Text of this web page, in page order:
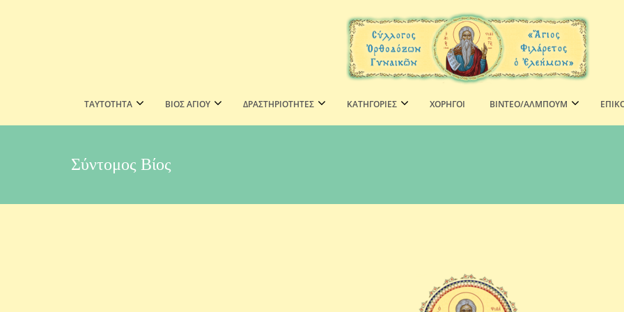
ΤΑΥΤΟΤΗΤΑ ΒΙΟΣ ΑΓΙΟΥ ΔΡΑΣΤΗΡΙΟΤΗΤΕΣ ΚΑΤΗΓΟΡΙΕΣ ΧΟΡΗΓΟΊ ΒΙΝΤΕΟ/ΑΛΜΠΟΥΜ
Σύντομος Βίος